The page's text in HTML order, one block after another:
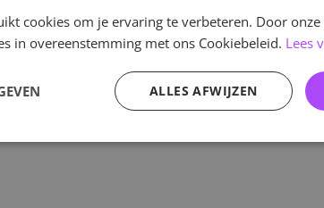
Artikelnummer
cookies om je ervaring te verbeteren. Door
in overeenstemming met ons Cookiebeleid. Lees
ALLES AFWIJZEN